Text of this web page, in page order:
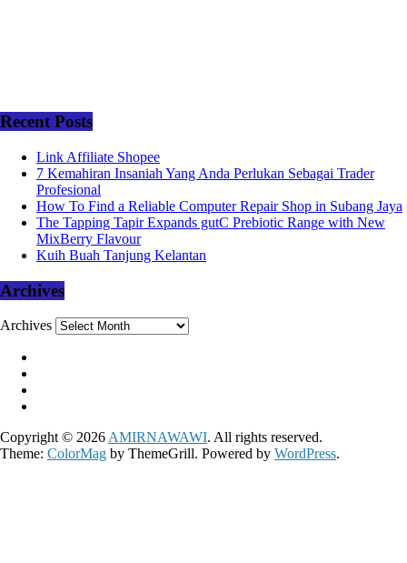
Recent Posts
Link Affiliate Shopee
7 Kemahiran Insaniah Yang Anda Perlukan Sebagai Trader
Profesional
How To Find a Reliable Computer Repair Shop in Subang Jaya
The Tapping Tapir Expands gutC Prebiotic Range with New
MixBerry Flavour
Kuih Buah Tanjung Kelantan
Archives
Archives
Copyright © 2026 AMIRNAWAWI. All rights reserved.
Theme: ColorMag by ThemeGrill. Powered by WordPress.